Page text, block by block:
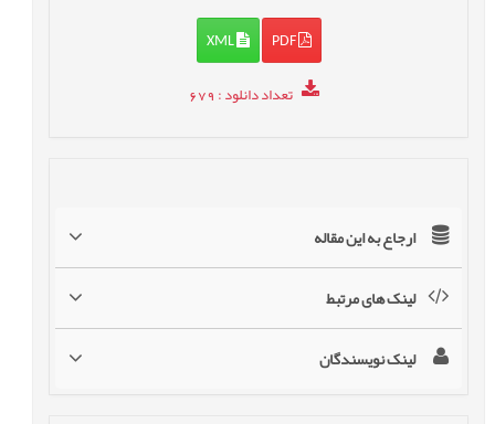
PDF
XML
تعداد دانلود: 679
ارجاع به این مقاله
لینک های مرتبط
لینک نویسندگان